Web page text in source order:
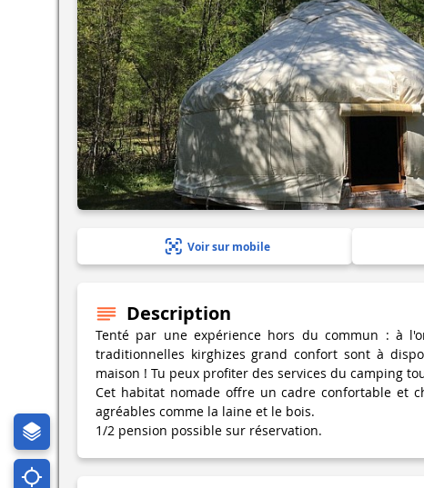
Voir sur mobile
Description
Tenté par une expérience hors du commun : à
traditionnelles kirghizes grand confort sont à
maison ! Tu peux profiter des services du camping
Cet habitat nomade offre un cadre confortable et
agréables comme la laine et le bois.
1/2 pension possible sur réservation.